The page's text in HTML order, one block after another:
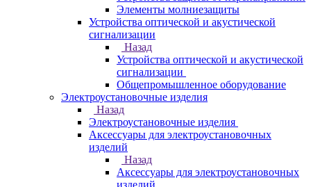
Элементы молниезащиты
Устройства оптической и акустической
сигнализации
Назад
Устройства оптической и акустической
сигнализации
Общепромышленное оборудование
Электроустановочные изделия
Назад
Электроустановочные изделия
Аксессуары для электроустановочных
изделий
Назад
Аксессуары для электроустановочных
изделий